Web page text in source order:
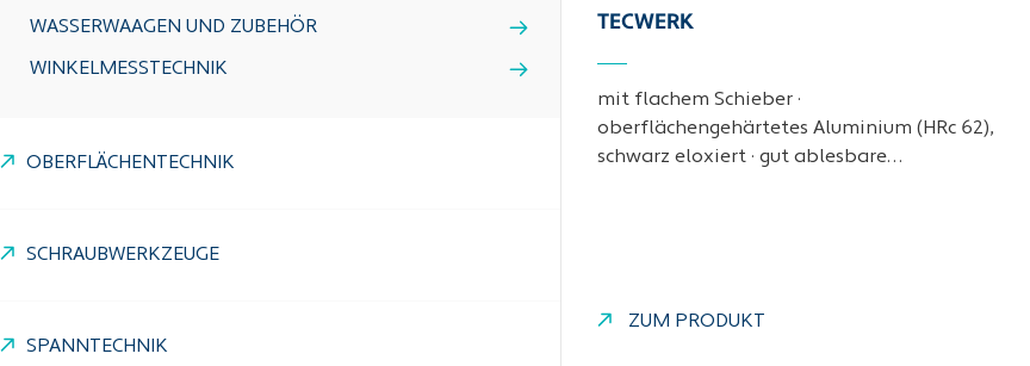
WASSERWAAGEN UND ZUBEHÖR
WINKELMESSTECHNIK
OBERFLÄCHENTECHNIK
SCHRAUBWERKZEUGE
SPANNTECHNIK
ECWERK
mit flachem Schieber ·
oberflächengehärtetes Aluminium (HRc 62),
schwarz eloxiert · gut ablesbare…
ZUM PRODUKT